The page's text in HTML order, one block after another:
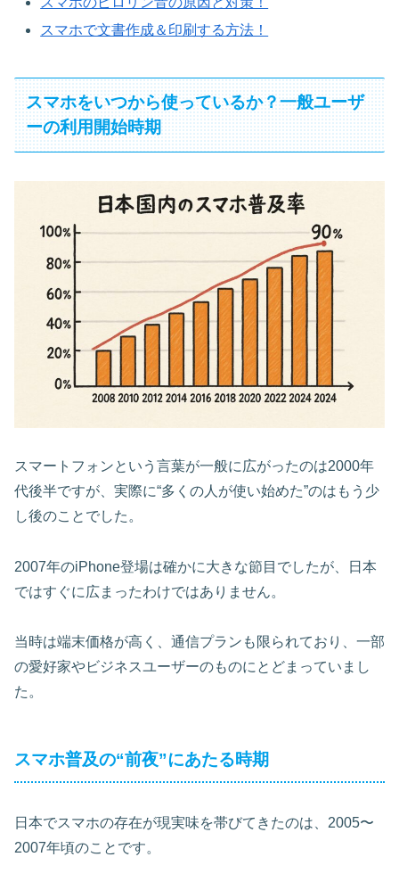
スマホで文書作成＆印刷する方法！
スマホをいつから使っているか？一般ユーザ
ーの利用開始時期
スマートフォンという言葉が一般に広がったのは2000年
代後半ですが、実際に“多くの人が使い始めた”のはもう少
し後のことでした。
2007年のiPhone登場は確かに大きな節目でしたが、日本
ではすぐに広まったわけではありません。
当時は端末価格が高く、通信プランも限られており、一部
の愛好家やビジネスユーザーのものにとどまっていまし
た。
スマホ普及の“前夜”にあたる時期
日本でスマホの存在が現実味を帯びてきたのは、2005〜
2007年頃のことです。